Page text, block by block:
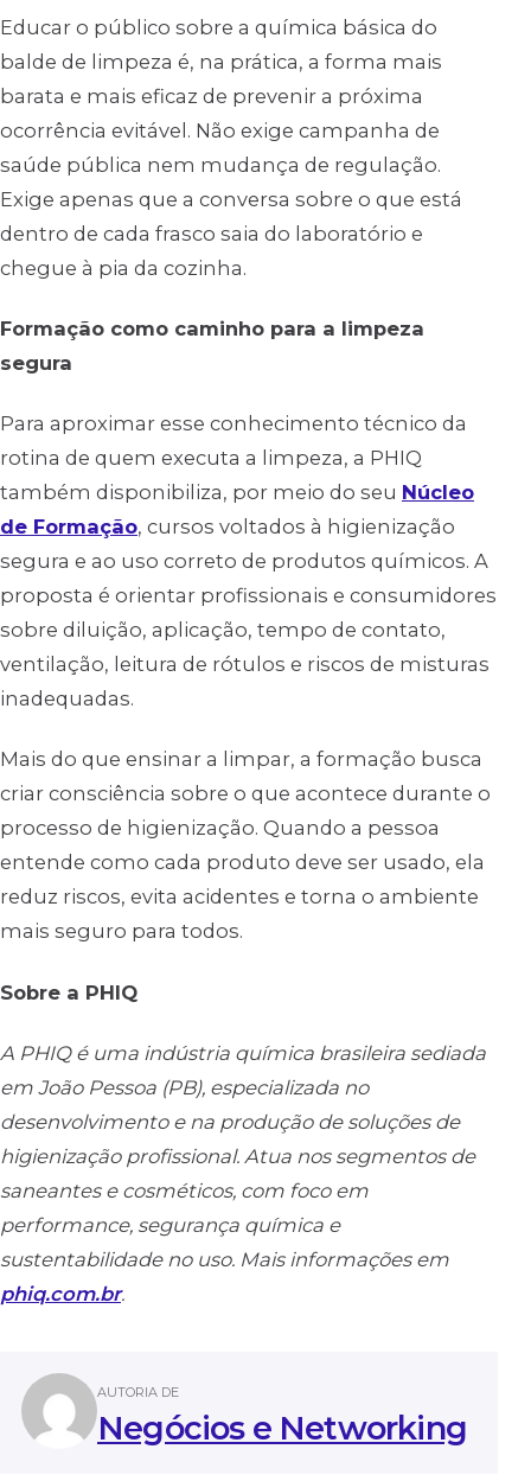
Educar o público sobre a química básica do
balde de limpeza é, na prática, a forma mais
barata e mais eficaz de prevenir a próxima
ocorrência evitável. Não exige campanha de
saúde pública nem mudança de regulação.
Exige apenas que a conversa sobre o que está
dentro de cada frasco saia do laboratório e
chegue à pia da cozinha.
Formação como caminho para a limpeza
segura
Para aproximar esse conhecimento técnico da
rotina de quem executa a limpeza, a PHIQ
também disponibiliza, por meio do seu Núcleo
de Formação, cursos voltados à higienização
segura e ao uso correto de produtos químicos. A
proposta é orientar profissionais e consumidores
sobre diluição, aplicação, tempo de contato,
ventilação, leitura de rótulos e riscos de misturas
inadequadas.
Mais do que ensinar a limpar, a formação busca
criar consciência sobre o que acontece durante o
processo de higienização. Quando a pessoa
entende como cada produto deve ser usado, ela
reduz riscos, evita acidentes e torna o ambiente
mais seguro para todos.
Sobre a PHIQ
A PHIQ é uma indústria química brasileira sediada
em João Pessoa (PB), especializada no
desenvolvimento e na produção de soluções de
higienização profissional. Atua nos segmentos de
saneantes e cosméticos, com foco em
performance, segurança química e
sustentabilidade no uso. Mais informações em
phiq.com.br.
AUTORIA DE
Negócios e Networking